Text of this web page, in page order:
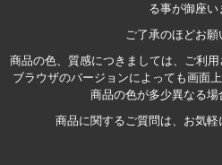
る事が御座い
ご了承のほどお願
商品の色、質感につきましては、ご利
ブラウザのバージョンによっても画面
商品の色が多少異なる場
商品に関するご質問は、お気軽